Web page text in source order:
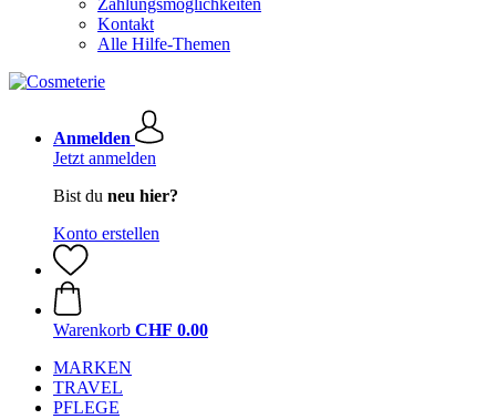
Zahlungsmöglichkeiten
Kontakt
Alle Hilfe-Themen
Anmelden
Jetzt anmelden
Bist du neu hier?
Konto erstellen
Warenkorb CHF 0.00
MARKEN
TRAVEL
PFLEGE